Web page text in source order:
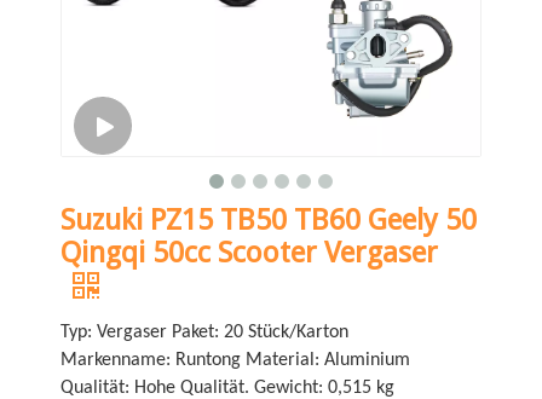
Suzuki PZ15 TB50 TB60 Geely 50
Qingqi 50cc Scooter Vergaser
Typ: Vergaser Paket: 20 Stück/Karton
Markenname: Runtong Material: Aluminium
Qualität: Hohe Qualität. Gewicht: 0,515 kg